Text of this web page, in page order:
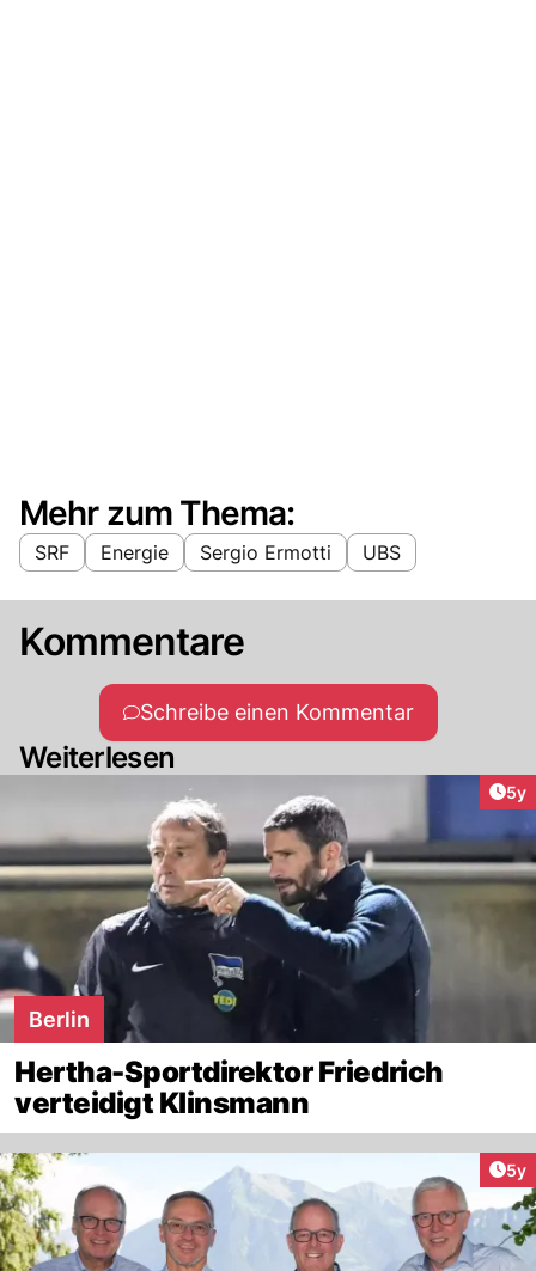
Mehr zum Thema:
SRF Energie Sergio Ermotti UBS
Kommentare
Schreibe einen Kommentar
Weiterlesen
5y
Berlin
Hertha-Sportdirektor Friedrich
verteidigt Klinsmann
5y